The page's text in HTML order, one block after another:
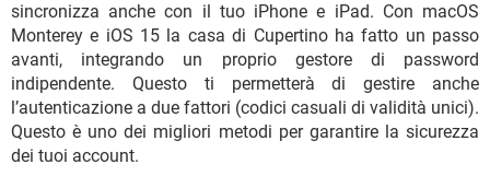
sincronizza anche con il tuo iPhone e iPad. Con macOS
Monterey e iOS 15 la casa di Cupertino ha fatto un passo
avanti, integrando un proprio gestore di password
indipendente. Questo ti permetterà di gestire anche
l’autenticazione a due fattori (codici casuali di validità unici).
Questo è uno dei migliori metodi per garantire la sicurezza
dei tuoi account.